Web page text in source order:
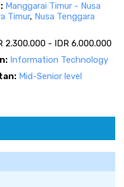
Manggarai Timur - Nusa
Timur, Nusa Tenggara
2.300.000 - IDR 6.000.000
Information Technology
Mid-Senior level